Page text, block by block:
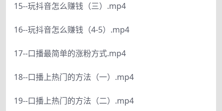
15--玩抖音怎么赚钱（三）.mp4
16--玩抖音怎么赚钱（4-5）.mp4
17--口播最简单的涨粉方式.mp4
18--口播上热门的方法（一）.mp4
19--口播上热门的方法（二）.mp4